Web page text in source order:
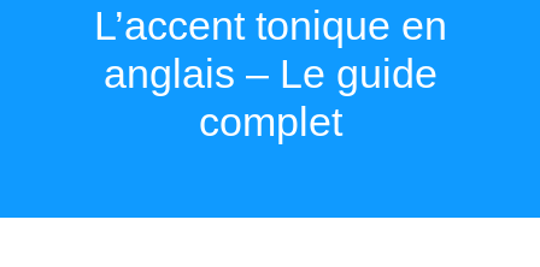
L’accent tonique en
anglais – Le guide
complet